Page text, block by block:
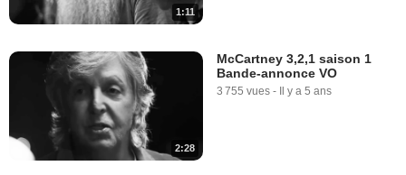
1:11
2:28
McCartney 3,2,1 saison 1
Bande-annonce VO
3 755 vues - Il y a 5 ans